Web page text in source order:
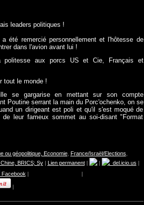
leaders politiques !
été remercié personnellement et l'hôtesse de
dans l'avion avant lui !
politesse aux porcs US et Cie, Français et
tout le monde !
se gargarise en mettant sur son compte
Poutine serrant la main du Porc'ochenko, on se
un dirigeant est poli et qu'il s'est moqué de
leur fameux sommet au soi-disant "Format
ou géopolitique, Economie, France/Israël/Elections
BRICS; Sy| Lien permanent| | del.icio.us |
Facebook | |
|